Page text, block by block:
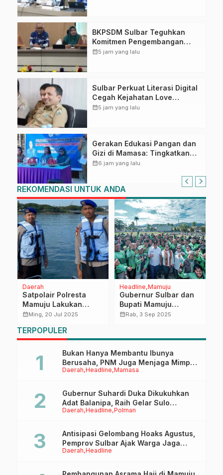
BKPSDM Sulbar Teguhkan
Komitmen Pengembangan
Kompetensi ASN melalui
calendar_month5 jam yang lalu
Sulbar Perkuat Literasi Digital
Cegah Kejahatan Love
Scamming
calendar_month5 jam yang lalu
Gerakan Edukasi Pangan dan
Gizi di Mamasa: Tingkatkan
Pengetahuan dan
calendar_month6 jam yang lalu
REKOMENDASI UNTUK ANDA
Daerah
Satpolair Polresta
Mamuju Lakukan
Pengamanan Wisata
Apung di Tapandulu
calendar_monthMing, 20 Jul 2025
Headline Mamuju
Gubernur Sulbar dan
Bupati Mamuju
Bagikan Beras Gratis
Jaga Keamanan
Daerah
calendar_monthRab, 3 Sep 2025
TERPOPULER
Daerah Headline Mamasa
Bukan Hanya Membantu Ibunya
Berusaha, PNM Juga Menjaga Mimpi
Anaknya Untuk Menggapai Cita-Cita
Daerah Headline Polman
Gubernur Suhardi Duka Dikukuhkan
Adat Balanipa, Raih Gelar Sulo
Tappidena
Daerah Headline
Antisipasi Gelombang Hoaks Agustus,
Pemprov Sulbar Ajak Warga Jaga
Ruang Digital